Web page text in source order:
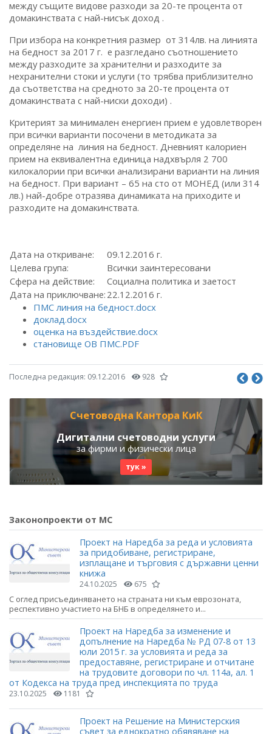
между същите видове разходи за 20-те процента от
домакинствата с най-нисък доход .
При избора на конкретния размер от 314лв. на линията
на бедност за 2017 г. е разгледано съотношението
между разходите за хранителни и разходите за
нехранителни стоки и услуги (то трябва приблизително
да съответства на средното за 20-те процента от
домакинствата с най-ниски доходи) .
Критерият за минимален енергиен прием е удовлетворен
при всички варианти посочени в методиката за
определяне на линия на бедност. Дневният калориен
прием на еквивалентна единица надхвърля 2 700
килокалории при всички анализирани варианти на линия
на бедност. При вариант – 65 на сто от МОНЕД (или 314
лв.) най-добре отразява динамиката на приходите и
разходите на домакинствата.
Дата на откриване:
09.12.2016 г.
Целева група:
Всички заинтересовани
Сфера на действие:
Социална политика и заетост
Дата на приключване: 22.12.2016 г.
ПМС линия на бедност.docx
доклад.docx
оценка на въздействие.docx
становище ОВ ПМС.PDF
Последна редакция: 09.12.2016 928
Счетоводна Кантора КиК
Дигитални счетоводни услуги
за фирми и физически лица
тук »
Законопроекти от МС
Проект на Наредба за реда и условията
за придобиване, регистриране,
изплащане и търговия с държавни ценни
книжа
24.10.2025 675
С оглед присъединяването на страната ни към еврозоната,
респективно участието на БНБ в определянето и...
Проект на Наредба за изменение и
допълнение на Наредба № РД 07-8 от 13
юли 2015 г. за условията и реда за
предоставяне, регистриране и отчитане
на трудовите договори по чл. 114а, ал. 1
от Кодекса на труда пред инспекцията по труда
23.10.2025 1181
Проект на Решение на Министерския
съвет за еднократно обявяване на